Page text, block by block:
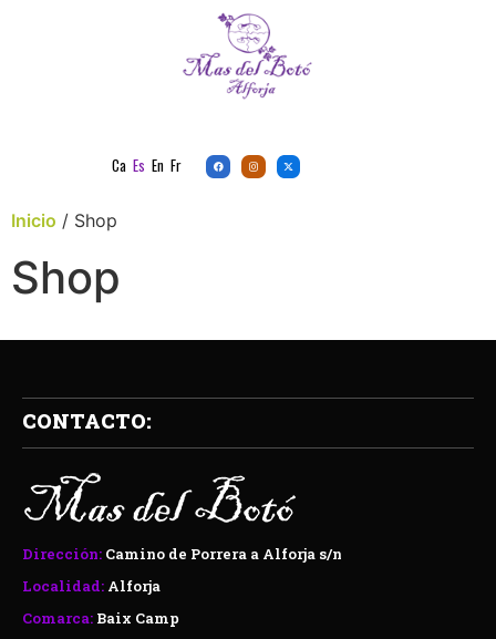
Ca Es En Fr
Inicio / Shop
Shop
CONTACTO:
Dirección: Camino de Porrera a Alforja s/n
Localidad: Alforja
Comarca: Baix Camp